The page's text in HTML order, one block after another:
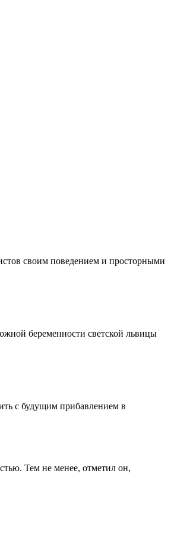
своим поведением и просторными
беременности светской львицы
с будущим прибавлением в
Тем не менее, отметил он,